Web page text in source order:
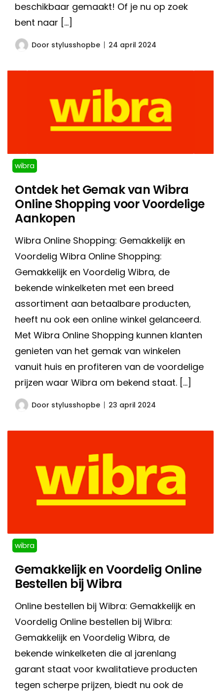
beschikbaar gemaakt! Of je nu op zoek
bent naar […]
Door stylusshopbe 24 april 2024
wibra
Ontdek het Gemak van Wibra
Online Shopping voor Voordelige
Aankopen
Wibra Online Shopping: Gemakkelijk en
Voordelig Wibra Online Shopping:
Gemakkelijk en Voordelig Wibra, de
bekende winkelketen met een breed
assortiment aan betaalbare producten,
heeft nu ook een online winkel gelanceerd.
Met Wibra Online Shopping kunnen klanten
genieten van het gemak van winkelen
vanuit huis en profiteren van de voordelige
prijzen waar Wibra om bekend staat. […]
Door stylusshopbe 23 april 2024
wibra
Gemakkelijk en Voordelig Online
Bestellen bij Wibra
Online bestellen bij Wibra: Gemakkelijk en
Voordelig Online bestellen bij Wibra:
Gemakkelijk en Voordelig Wibra, de
bekende winkelketen die al jarenlang
garant staat voor kwalitatieve producten
tegen scherpe prijzen, biedt nu ook de